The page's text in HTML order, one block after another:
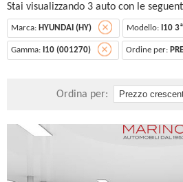
Stai visualizzando 3 auto con le
Marca: HYUNDAI (HY) Modello: I10
Gamma: I10 (001270) Ordine per:
Ordina per: